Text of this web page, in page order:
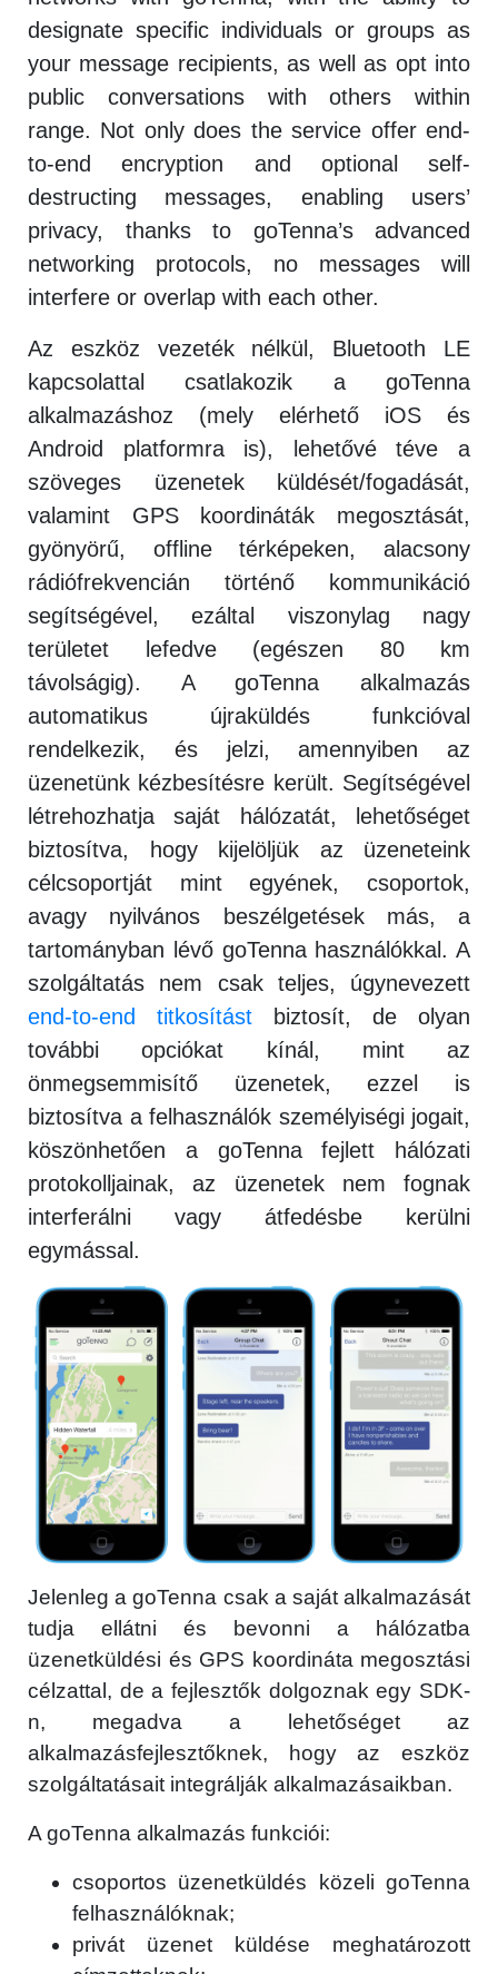
designate specific individuals or groups as
your message recipients, as well as opt into
public conversations with others within
range. Not only does the service offer end-
to-end encryption and optional self-
destructing messages, enabling users’
privacy, thanks to goTenna’s advanced
networking protocols, no messages will
interfere or overlap with each other.
Az eszköz vezeték nélkül, Bluetooth LE
kapcsolattal csatlakozik a goTenna
alkalmazáshoz (mely elérhető iOS és
Android platformra is), lehetővé téve a
szöveges üzenetek küldését/fogadását,
valamint GPS koordináták megosztását,
gyönyörű, offline térképeken, alacsony
rádiófrekvencián történő kommunikáció
segítségével, ezáltal viszonylag nagy
területet lefedve (egészen 80 km
távolságig). A goTenna alkalmazás
automatikus újraküldés funkcióval
rendelkezik, és jelzi, amennyiben az
üzenetünk kézbesítésre került. Segítségével
létrehozhatja saját hálózatát, lehetőséget
biztosítva, hogy kijelöljük az üzeneteink
célcsoportját mint egyének, csoportok,
avagy nyilvános beszélgetések más, a
tartományban lévő goTenna használókkal. A
szolgáltatás nem csak teljes, úgynevezett
end-to-end titkosítást biztosít, de olyan
további opciókat kínál, mint az
önmegsemmisítő üzenetek, ezzel is
biztosítva a felhasználók személyiségi jogait,
köszönhetően a goTenna fejlett hálózati
protokolljainak, az üzenetek nem fognak
interferálni vagy átfedésbe kerülni
egymással.
Jelenleg a goTenna csak a saját alkalmazását
tudja ellátni és bevonni a hálózatba
üzenetküldési és GPS koordináta megosztási
célzattal, de a fejlesztők dolgoznak egy SDK-
n, megadva a lehetőséget az
alkalmazásfejlesztőknek, hogy az eszköz
szolgáltatásait integrálják alkalmazásaikban.
A goTenna alkalmazás funkciói:
csoportos üzenetküldés közeli goTenna
felhasználóknak;
privát üzenet küldése meghatározott